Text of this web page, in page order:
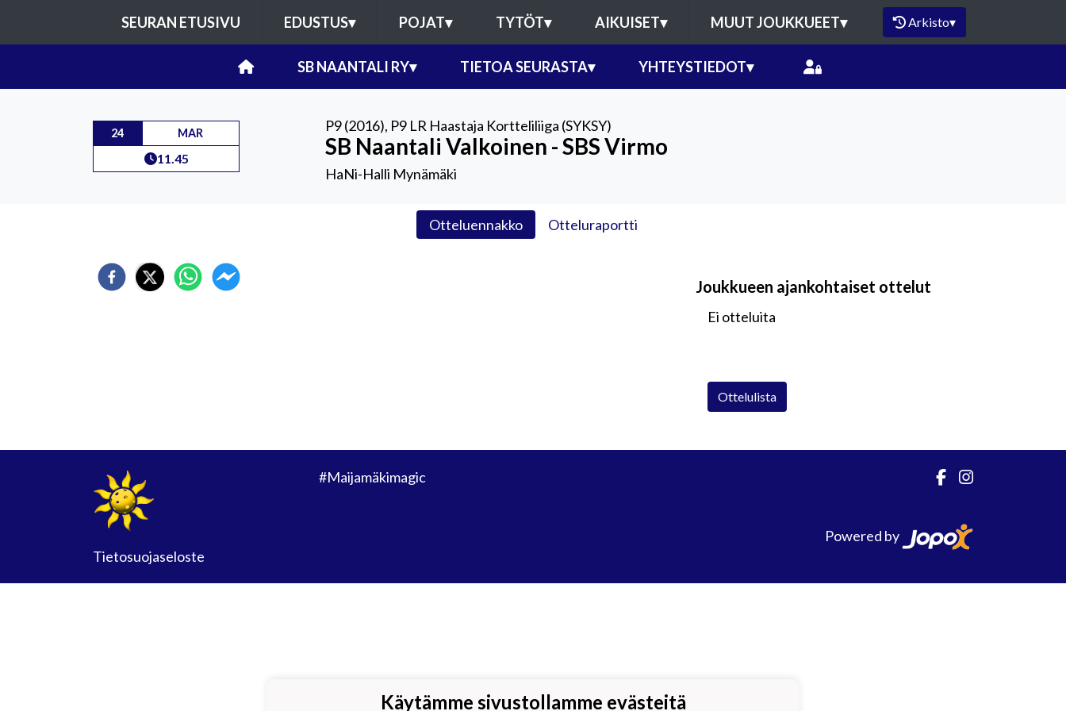
SEURAN ETUSIVU EDUSTUS▾ POJAT▾ TYTÖT▾ AIKUISET▾ MUUT JOUKKUEET▾ Arkisto▾
SB NAANTALI RY▾ TIETOA SEURASTA▾ YHTEYSTIEDOT▾
24 MAR
11.45
P9 (2016), P9 LR Haastaja Kortteliliiga (SYKSY)
SB Naantali Valkoinen - SBS Virmo
HaNi-Halli Mynämäki
Otteluennakko Otteluraportti
Joukkueen ajankohtaiset ottelut
Ei otteluita
Ottelulista
Tietosuojaseloste
#Maijamäkimagic
Powered by
Käytämme sivustollamme evästeitä